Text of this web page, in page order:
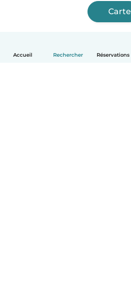
Accueil Rechercher Réservations
Carte